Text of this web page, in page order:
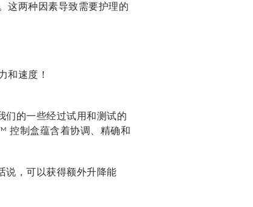
这两种因素导致需要护理的
和速度！
们的一些经过试用和测试的
制盒蕴含着协调、精确和
说，可以获得额外升降能